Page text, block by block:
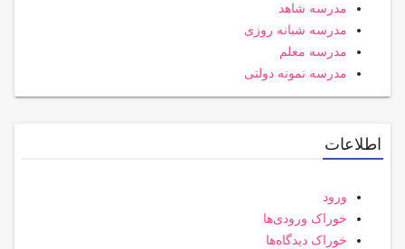
مدرسه شاهد
مدرسه شبانه روزی
مدرسه معلم
مدرسه نمونه دولتی
اطلاعات
ورود
خوراک ورودی‌ها
خوراک دیدگاه‌ها